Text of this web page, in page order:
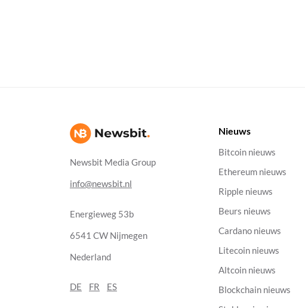
Newsbit Media Group
info@newsbit.nl
Energieweg 53b
6541 CW Nijmegen
Nederland
DE FR ES
Nieuws
Bitcoin nieuws
Ethereum nieuws
Ripple nieuws
Beurs nieuws
Cardano nieuws
Litecoin nieuws
Altcoin nieuws
Blockchain nieuws